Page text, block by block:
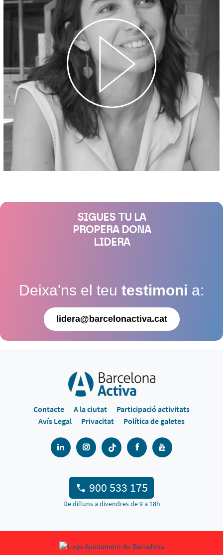
SIGUES TU LA
PROPERA DONA
LIDERA
Deixa'ns el teu testimoni a:
lidera@barcelonactiva.cat
Contacte A la ciutat
Participació activitats
Avís Legal
Privacitat Política de galetes
900 533 175
De dilluns a divendres de 9 a 18h